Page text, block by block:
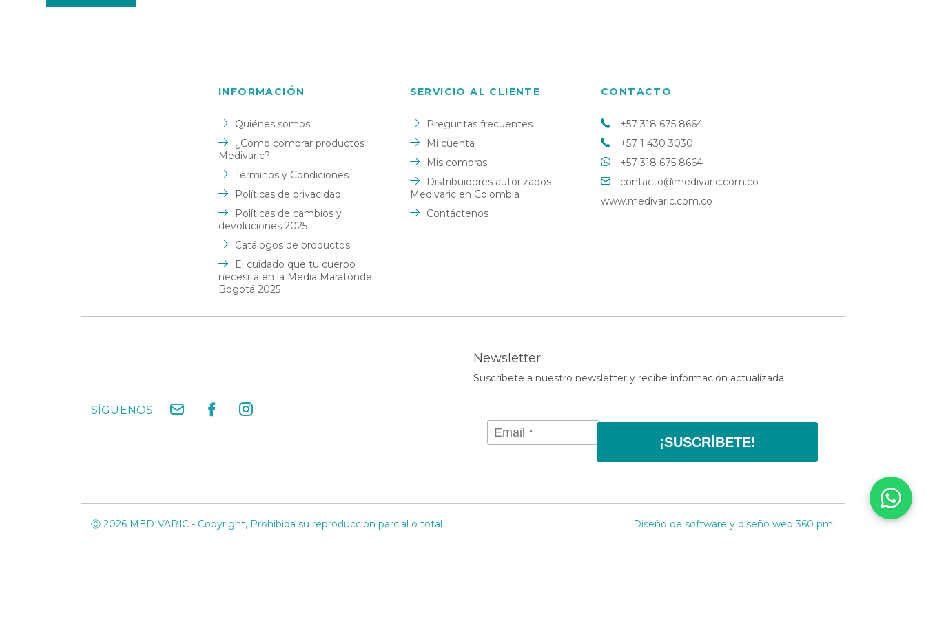
INFORMACIÓN
Quiénes somos
¿Cómo comprar productos
Medivaric?
Términos y Condiciones
Políticas de privacidad
Políticas de cambios y
devoluciones 2025
Catálogos de productos
El cuidado que tu cuerpo
necesita en la Media Maratónde
Bogotá 2025
SERVICIO AL CLIENTE
Preguntas frecuentes
Mi cuenta
Mis compras
Distribuidores autorizados
Medivaric en Colombia
Contáctenos
CONTACTO
+57 318 675 8664
+57 1 430 3030
+57 318 675 8664
contacto@medivaric.com.co
www.medivaric.com.co
SÍGUENOS
Newsletter
Suscríbete a nuestro newsletter y recibe información actualizada
¡SUSCRÍBETE!
Ⓒ 2026 MEDIVARIC - Copyright, Prohibida su reproducción parcial o total Diseño de software y diseño web360 pmi